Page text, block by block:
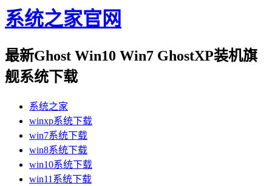
系统之家官网
最新Ghost Win10 Win7 GhostXP装机旗
舰系统下载
系统之家
winxp系统下载
win7系统下载
win8系统下载
win10系统下载
win11系统下载